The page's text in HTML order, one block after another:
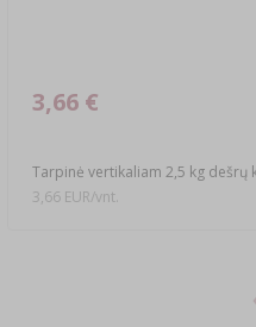
Tarpinė vertikaliam 2,5 kg dešrų
3,66 €
3,66 EUR/vnt.